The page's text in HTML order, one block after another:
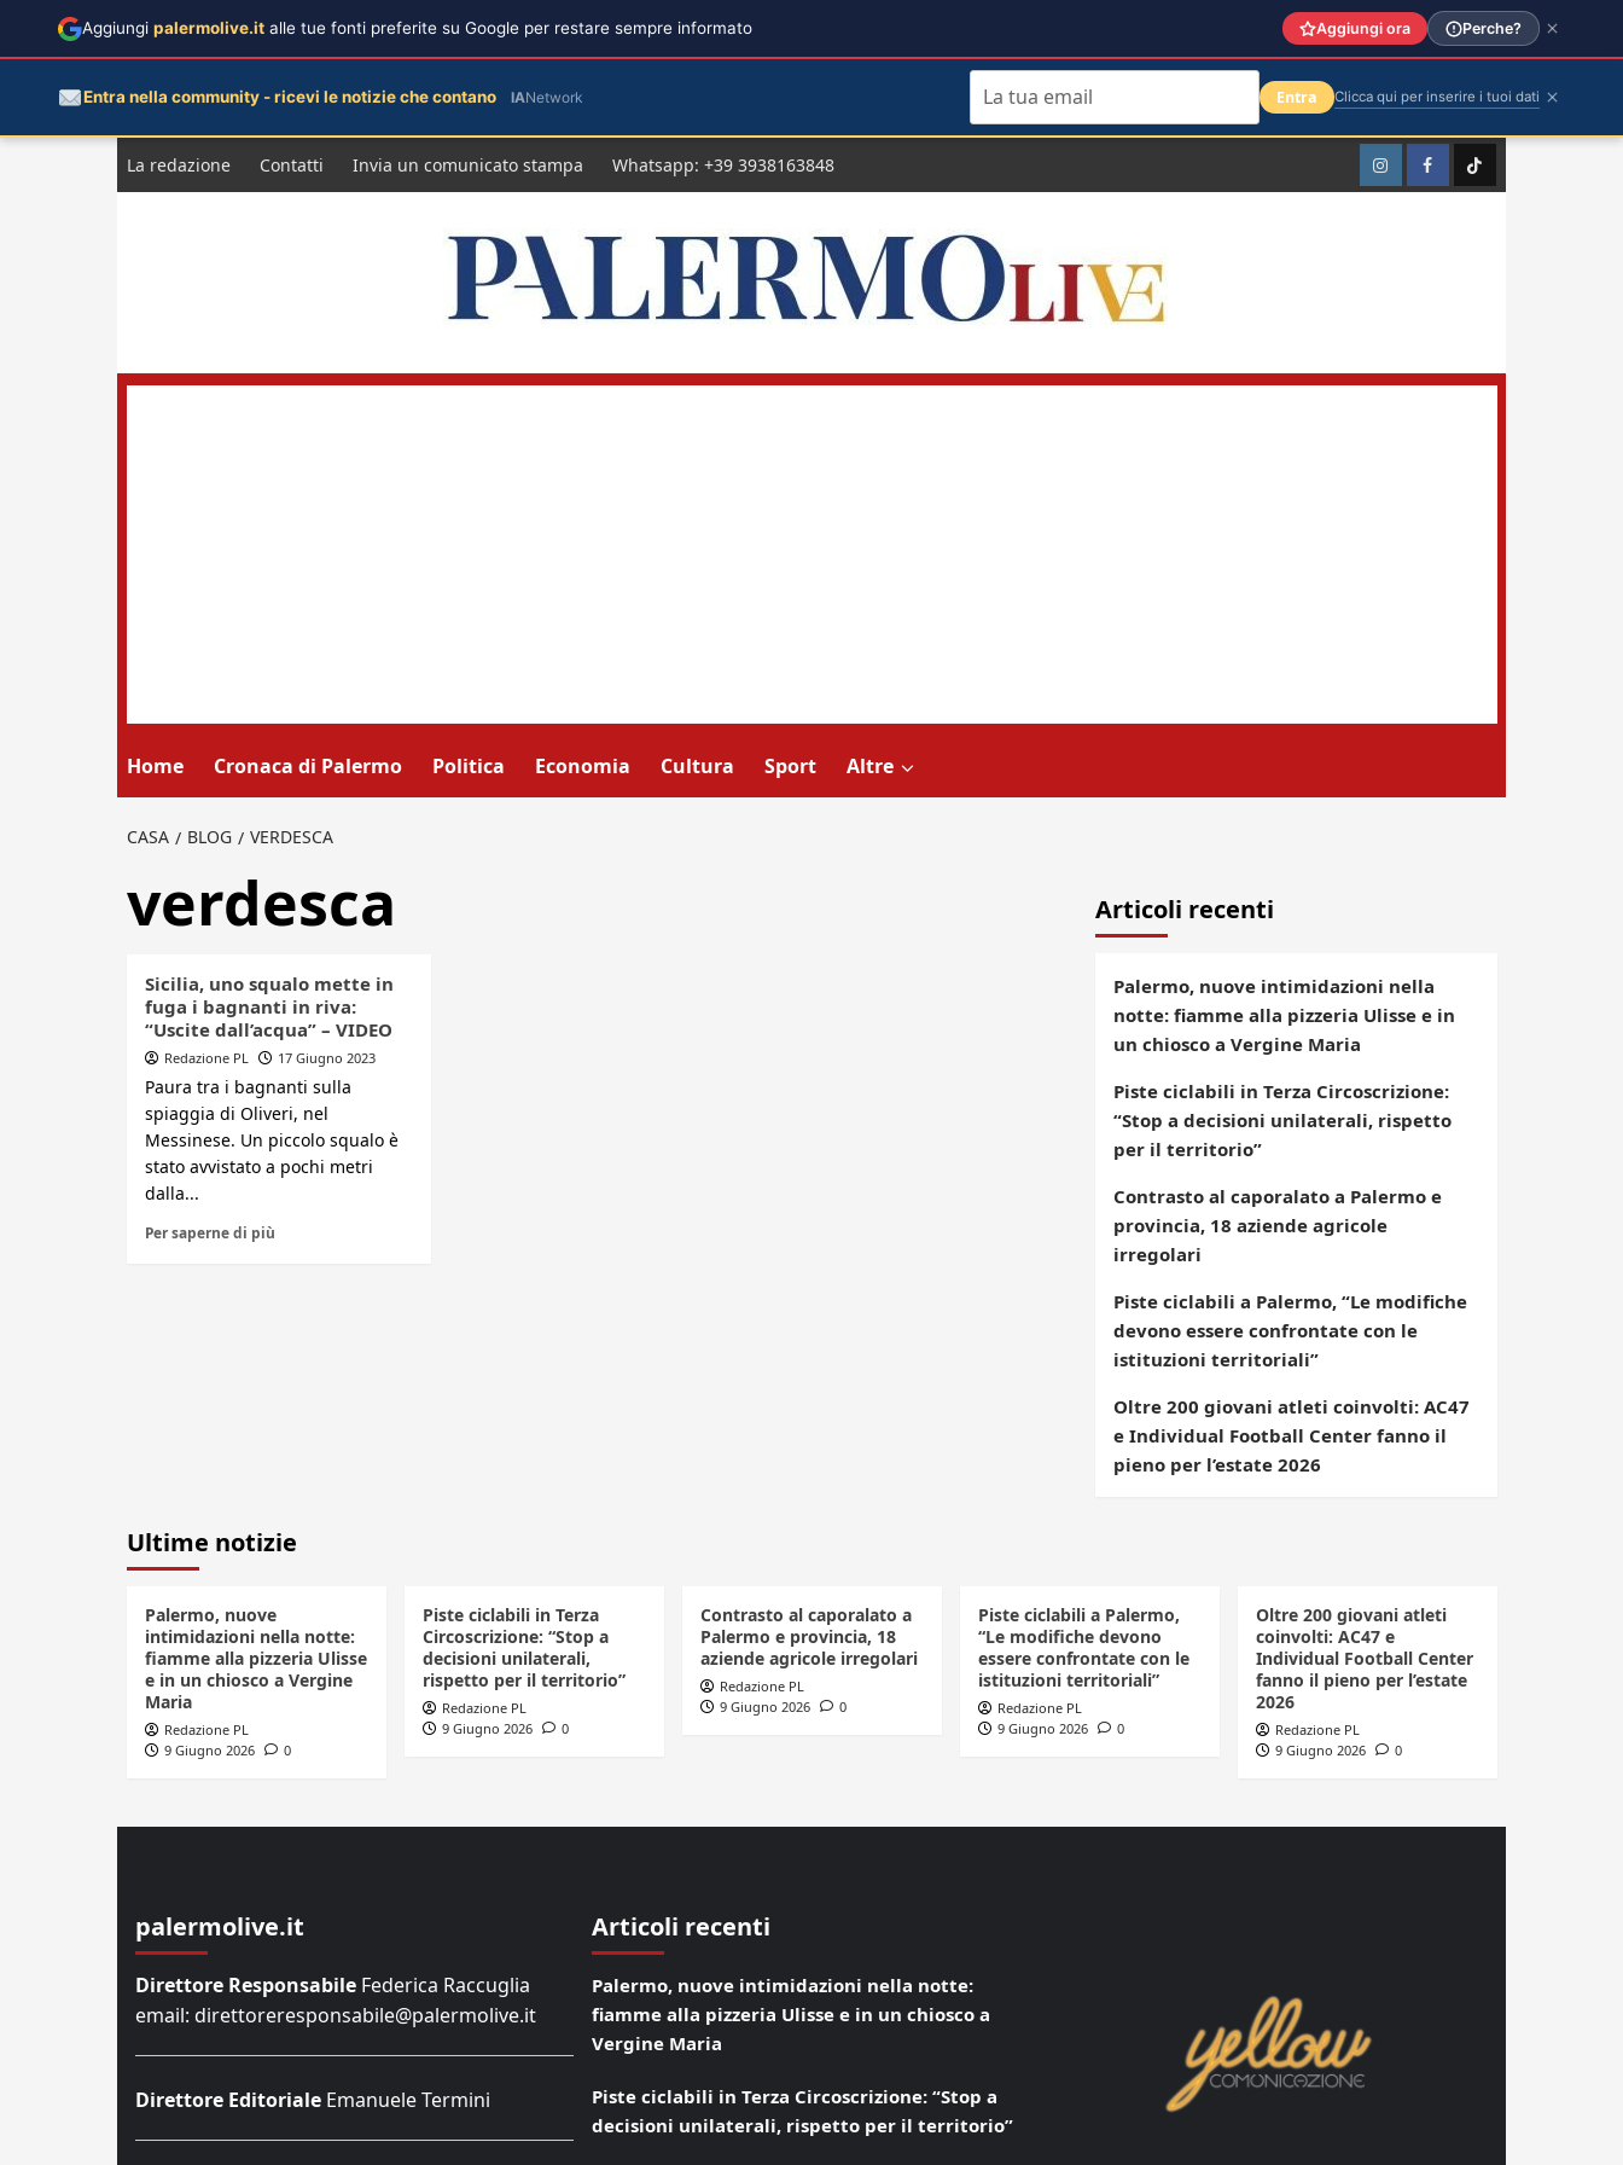
La redazione Contatti Invia un comunicato stampa Whatsapp: +39 3938163848 InstagramFacebookTikTok
Home Cronaca di Palermo Politica Economia Cultura Sport Altre
CASA BLOG VERDESCA
verdesca
Sicilia, uno squalo mette in
fuga i bagnanti in riva:
“Uscite dall’acqua” – VIDEO
Redazione PL 17 Giugno 2023
Paura tra i bagnanti sulla
spiaggia di Oliveri, nel
Messinese. Un piccolo squalo è
stato avvistato a pochi metri
dalla...
Per saperne di più
Articoli recenti
Palermo, nuove intimidazioni nella
notte: fiamme alla pizzeria Ulisse e in
un chiosco a Vergine Maria
Piste ciclabili in Terza Circoscrizione:
“Stop a decisioni unilaterali, rispetto
per il territorio”
Contrasto al caporalato a Palermo e
provincia, 18 aziende agricole
irregolari
Piste ciclabili a Palermo, “Le modifiche
devono essere confrontate con le
istituzioni territoriali”
Oltre 200 giovani atleti coinvolti: AC47
e Individual Football Center fanno il
pieno per l’estate 2026
Ultime notizie
Palermo, nuove
intimidazioni nella notte:
fiamme alla pizzeria Ulisse
e in un chiosco a Vergine
Maria
Redazione PL
9 Giugno 2026
0
Piste ciclabili in Terza
Circoscrizione: “Stop a
decisioni unilaterali,
rispetto per il territorio”
Redazione PL
9 Giugno 2026
0
Contrasto al caporalato a
Palermo e provincia, 18
aziende agricole irregolari
Redazione PL
9 Giugno 2026
0
Piste ciclabili a Palermo,
“Le modifiche devono
essere confrontate con le
istituzioni territoriali”
Redazione PL
9 Giugno 2026
0
Oltre 200 giovani atleti
coinvolti: AC47 e
Individual Football Center
fanno il pieno per l’estate
2026
Redazione PL
9 Giugno 2026
0
palermolive.it
Direttore Responsabile Federica Raccuglia
email: direttoreresponsabile@palermolive.it
Direttore Editoriale Emanuele Termini
Articoli recenti
Palermo, nuove intimidazioni nella notte:
fiamme alla pizzeria Ulisse e in un chiosco a
Vergine Maria
Piste ciclabili in Terza Circoscrizione: “Stop a
decisioni unilaterali, rispetto per il territorio”
Aggiungi palermolive.it alle tue fonti preferite su Google per restare sempre informato Aggiungi ora Perche?
Entra nella community - ricevi le notizie che contano IANetwork Entra Clicca qui per inserire i tuoi dati